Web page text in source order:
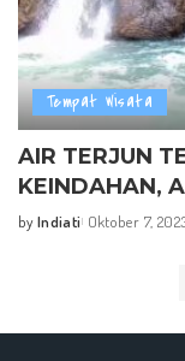
Tempat Wisata
AIR TERJUN
KEINDAHAN,
Posted
by Indiati Oktober 7,